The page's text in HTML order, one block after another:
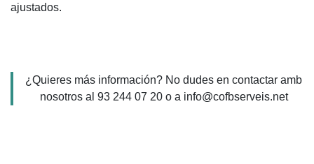
ajustados.
¿Quieres más información? No dudes en contactar amb
nosotros al 93 244 07 20 o a info@cofbserveis.net